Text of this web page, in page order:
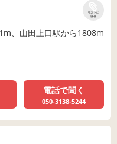
リストに
保存
、山田上口駅から1808m
電話で聞く
050-3138-5244